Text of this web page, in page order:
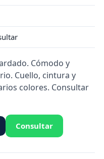
Cómodo y
Cuello, cintura y
colores. Consultar
Consultar